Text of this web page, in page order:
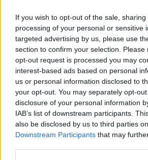
If you wish to opt-out of the sale,
processing of your personal or sensitive
targeted advertising by us, please use
section to confirm your selection.
opt-out request is processed you may
interest-based ads based on personal
us or personal information disclosed to
your opt-out. You may separately opt-
disclosure of your personal information
IAB’s list of downstream participants.
also be disclosed by us to third parties
Downstream Participants that may
da incubo"
CECINA —In questi giorni a Cecina si sta
ristorante del centro, una puntata di
dove il popolarissimo chefAntonino
locale in difficoltà e lo ridisegna a modo suo
nell'aspetto e nel menu.
In molti, anche ieri, hanno provato ad